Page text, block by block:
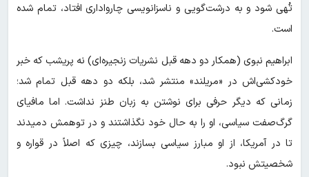
تُهی شود و به درشت‌گویی و ناسزانویسی چارواداری افتاد، تمام شده
است.
ابراهیم نبوی (همکار دو دهه قبل نشریات زنجیره‌ای) نه پریشب که خبر
خودکشی‌اش در «مریلند» منتشر شد، بلکه دو دهه قبل تمام شد؛
زمانی که دیگر حرفی برای نوشتن به زبان طنز نداشت. اما مافیای
گرگ‌صفت سیاسی، او را به حال خود نگذاشتند و در توهمش دمیدند
تا در آمریکا، از او مبارز سیاسی بسازند، چیزی که اصلاً در قواره و
شخصیتش نبود.